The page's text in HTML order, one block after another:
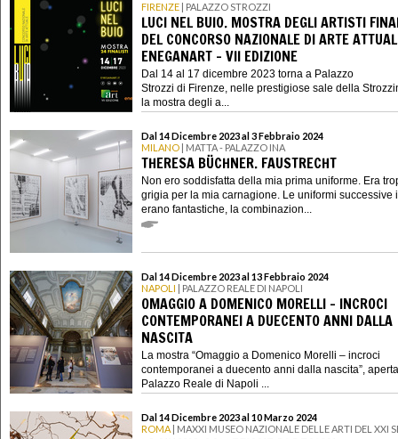
FIRENZE | PALAZZO STROZZI
LUCI NEL BUIO. MOSTRA DEGLI ARTISTI
DEL CONCORSO NAZIONALE DI ARTE
ENEGANART - VII EDIZIONE
Dal 14 al 17 dicembre 2023 torna a Palazzo
Strozzi di Firenze, nelle prestigiose sale della
la mostra degli a...
Dal 14 Dicembre 2023 al 3 Febbraio 2024
MILANO | MATTA - PALAZZO INA
THERESA BÜCHNER. FAUSTRECHT
Non ero soddisfatta della mia prima uniforme. Era
grigia per la mia carnagione. Le uniformi successive
erano fantastiche, la combinazion...
Dal 14 Dicembre 2023 al 13 Febbraio 2024
NAPOLI | PALAZZO REALE DI NAPOLI
OMAGGIO A DOMENICO MORELLI – INCROCI
CONTEMPORANEI A DUECENTO ANNI DALLA
NASCITA
La mostra “Omaggio a Domenico Morelli – incroci
contemporanei a duecento anni dalla nascita”,
Palazzo Reale di Napoli ...
Dal 14 Dicembre 2023 al 10 Marzo 2024
ROMA | MAXXI MUSEO NAZIONALE DELLE ARTI DEL XXI